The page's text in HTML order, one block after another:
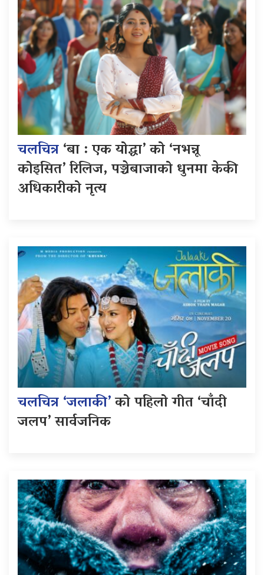
चलचित्र‘बा : एक योद्धा’ को ‘नभन्नू
कोइसित’ रिलिज, पञ्चेबाजाको धुनमा केकी
अधिकारीको नृत्य
चलचित्र ‘जलाकी’को पहिलो गीत ‘चाँदी
जलप’ सार्वजनिक